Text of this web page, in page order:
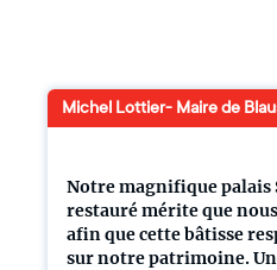
Notre magnifique palais
restauré mérite que
afin que cette bâtisse
sur notre patrimoine.
Michel Lottier- Maire de